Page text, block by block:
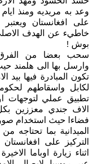
وعد به مريديه ومنذ
على افغانستان
خاطيء عن الهدف
بوش !
سحب بعضا من الفرق
وارسل بها الى هلمند
تكون المبادرة فيها بيد
لكابل واسقاطهم
الاف جندي معززين
فضاءا حيث استخدام صور
الميدانية بما
التركيز على
اثناء زيارة اوباما